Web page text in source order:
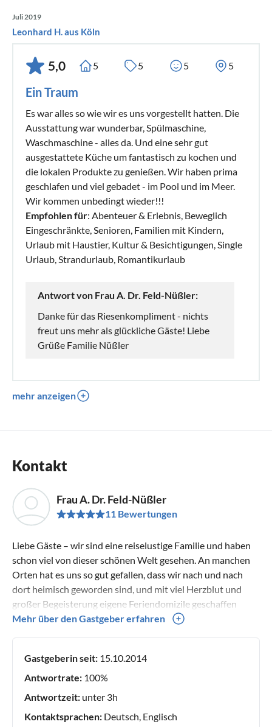
Juli 2019
Leonhard H. aus Köln
5,0 5 5 5 5
Ein Traum
Es war alles so wie wir es uns vorgestellt hatten. Die
Ausstattung war wunderbar, Spülmaschine,
Waschmaschine - alles da. Und eine sehr gut
ausgestattete Küche um fantastisch zu kochen und
die lokalen Produkte zu genießen. Wir haben prima
geschlafen und viel gebadet - im Pool und im Meer.
Wir kommen unbedingt wieder!!!
Empfohlen für: Abenteuer & Erlebnis, Beweglich
Eingeschränkte, Senioren, Familien mit Kindern,
Urlaub mit Haustier, Kultur & Besichtigungen, Single
Urlaub, Strandurlaub, Romantikurlaub
Antwort von Frau A. Dr. Feld-Nüßler:
Danke für das Riesenkompliment - nichts
freut uns mehr als glückliche Gäste! Liebe
Grüße Familie Nüßler
mehr anzeigen
Kontakt
Frau A. Dr. Feld-Nüßler
11 Bewertungen
Liebe Gäste – wir sind eine reiselustige Familie und haben
schon viel von dieser schönen Welt gesehen. An manchen
Orten hat es uns so gut gefallen, dass wir nach und nach
dort heimisch geworden sind, und mit viel Herzblut und
großer Begeisterung eigene Feriendomizile geschaffen
haben. Julianadorp aan Zee in Nordholland lockt mit
Skiparadies Portes du Soleil, der ehemalige Fischerort
Gruissan am Mittelmeer gilt als eines der schönsten Dörfer
but not least, haben wir uns in das idyllische Örtchen Born
Mehr über den Gastgeber erfahren
Gastgeberin seit: 15.10.2014
Antwortrate: 100%
Antwortzeit: unter 3h
Kontaktsprachen: Deutsch, Englisch